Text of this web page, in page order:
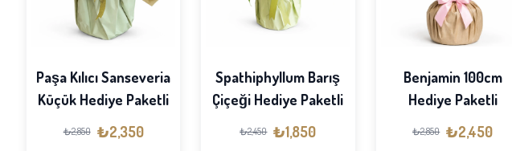
Paşa Kılıcı Sanseveria
Küçük Hediye Paketli
₺2,850 ₺2,350
Spathiphyllum Barış
Çiçeği Hediye Paketli
₺2,450 ₺1,850
Benjamin 100cm
Hediye Paketli
₺2,850 ₺2,450